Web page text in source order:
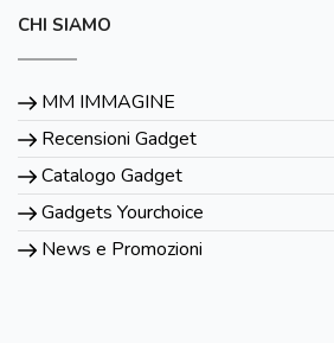
CHI SIAMO
MM IMMAGINE
Recensioni Gadget
Catalogo Gadget
Gadgets Yourchoice
News e Promozioni